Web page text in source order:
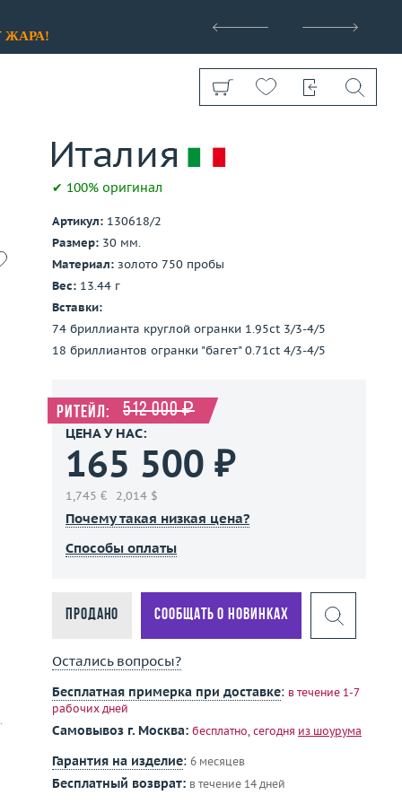
ЖАРА!
Показать все
✔ 100% оригинал
Артикул: 130618/2
Размер: 30 мм.
Материал: золото 750 пробы
Вес: 13.44 г
Вставки:
74 бриллианта круглой огранки 1.95ct 3/3-4/5
18 бриллиантов огранки "багет" 0.71ct 4/3-4/5
Ритейл: 512 000 ₽
ЦЕНА У НАС:
165 500 ₽
1,745 € 2,014 $
Почему такая низкая цена?
Способы оплаты
Продано Сообщать о новинках
Остались вопросы?
Бесплатная примерка при доставке: в течение 1-7
рабочих дней
Самовывоз г. Москва: бесплатно, сегодня из шоурума
Гарантия на изделие: 6 месяцев
Бесплатный возврат: в течение 14 дней